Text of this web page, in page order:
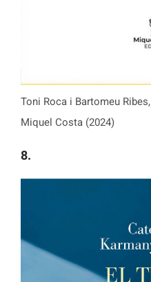
Toni Roca i Bartomeu Ribes,
Miquel Costa (2024)
8.